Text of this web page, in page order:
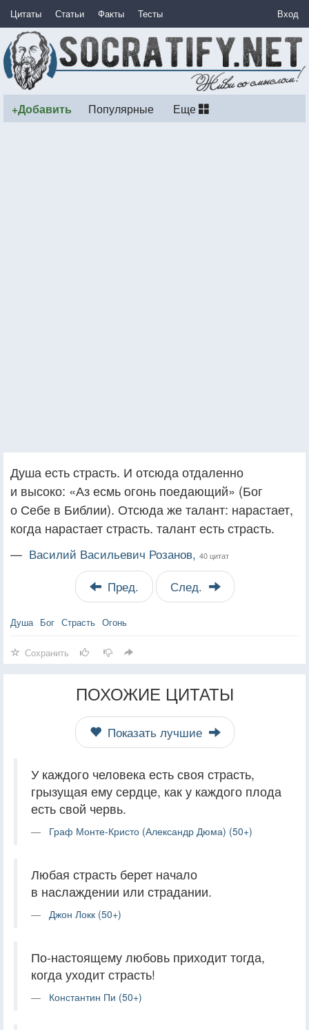
Цитаты Статьи Факты Тесты Вход
+Добавить Популярные Еще
Душа есть страсть. И отсюда отдаленно
и высоко: «Аз есмь огонь поедающий» (Бог
о Себе в Библии). Отсюда же талант: нарастает,
когда нарастает страсть. талант есть страсть.
— Василий Васильевич Розанов, 40 цитат
Пред. След.
Душа Бог Страсть Огонь
Сохранить
ПОХОЖИЕ ЦИТАТЫ
Показать лучшие
У каждого человека есть своя страсть,
грызущая ему сердце, как у каждого плода
есть свой червь.
Граф Монте-Кристо (Александр Дюма) (50+)
Любая страсть берет начало
в наслаждении или страдании.
Джон Локк (50+)
По-настоящему любовь приходит тогда,
когда уходит страсть!
Константин Пи (50+)